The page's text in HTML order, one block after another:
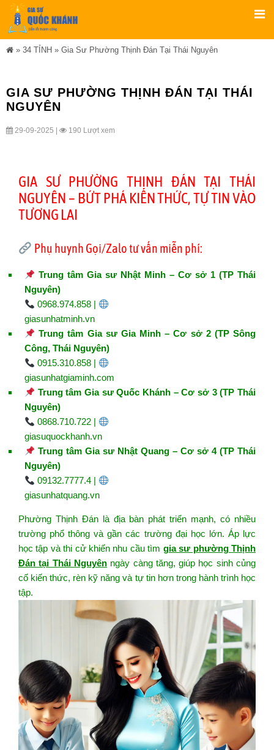
» 34 TỈNH » Gia Sư Phường Thịnh Đán Tại Thái Nguyên
GIA SƯ PHƯỜNG THỊNH ĐÁN TẠI THÁI
NGUYÊN
29-09-2025 | 190 Lượt xem
GIA SƯ PHƯỜNG THỊNH ĐÁN TẠI THÁI
NGUYÊN – BỨT PHÁ KIẾN THỨC, TỰ TIN VÀO
TƯƠNG LAI
Phụ huynh Gọi/Zalo tư vấn miễn phí:
Trung tâm Gia sư Nhật Minh – Cơ sở 1 (TP Thái
Nguyên)
0968.974.858 |
giasunhatminh.vn
Trung tâm Gia sư Gia Minh – Cơ sở 2 (TP Sông
Công, Thái Nguyên)
0915.310.858 |
giasunhatgiaminh.com
Trung tâm Gia sư Quốc Khánh – Cơ sở 3 (TP Thái
Nguyên)
0868.710.722 |
giasuquockhanh.vn
Trung tâm Gia sư Nhật Quang – Cơ sở 4 (TP Thái
Nguyên)
09132.7777.4 |
giasunhatquang.vn
Phường Thịnh Đán là địa bàn phát triển mạnh, có nhiều
trường phổ thông và gần các trường đại học lớn. Áp lực
học tập và thi cử khiến nhu cầu tìm gia sư phường Thịnh
Đán tại Thái Nguyênngày càng tăng, giúp học sinh củng
cố kiến thức, rèn kỹ năng và tự tin hơn trong hành trình học
tập.